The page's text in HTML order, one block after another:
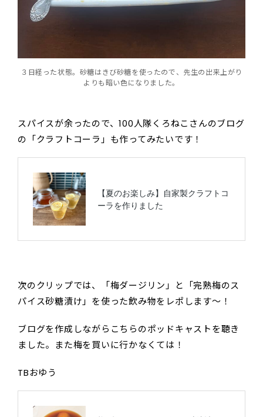
３日経った状態。砂糖はきび砂糖を使ったので、先生の出来上がり
よりも暗い色になりました。
スパイスが余ったので、100人隊くろねこさんのブログ
の「クラフトコーラ」も作ってみたいです！
次のクリップでは、「梅ダージリン」と「完熟梅のス
パイス砂糖漬け」を使った飲み物をレポします～！
ブログを作成しながらこちらのポッドキャストを聴き
ました。また梅を買いに行かなくては！
TBおゆう